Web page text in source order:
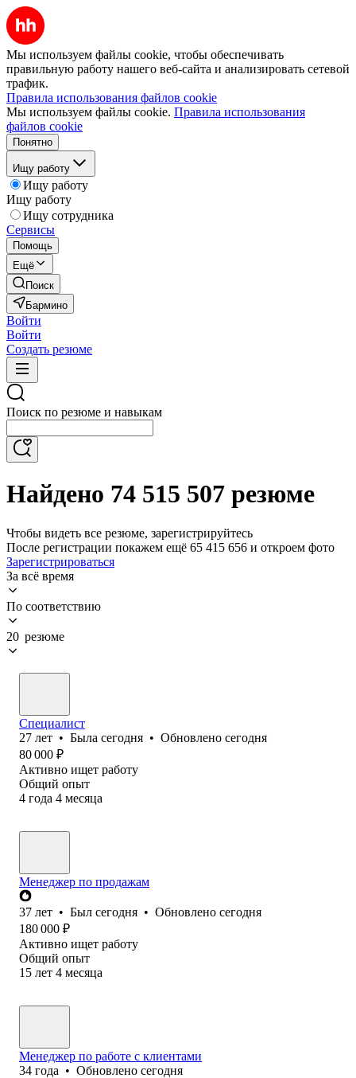
Мы используем файлы cookie, чтобы обеспечивать
правильную работу нашего веб-сайта и анализировать сетевой
трафик.
Правила использования файлов cookie
Мы используем файлы cookie. Правила использования
файлов cookie
Понятно
Ищу работу
Ищу работу
Ищу работу
Ищу сотрудника
Сервисы
Помощь
Ещё
Поиск
Бармино
Войти
Войти
Создать резюме
Поиск по резюме и навыкам
Найдено 74 515 507 резюме
Чтобы видеть все резюме, зарегистрируйтесь
После регистрации покажем ещё 65 415 656 и откроем фото
Зарегистрироваться
За всё время
По соответствию
20 резюме
Специалист
27 лет • Была сегодня • Обновлено сегодня
80 000 ₽
Активно ищет работу
Общий опыт
4 года 4 месяца
Менеджер по продажам
37 лет • Был сегодня • Обновлено сегодня
180 000 ₽
Активно ищет работу
Общий опыт
15 лет 4 месяца
Менеджер по работе с клиентами
34 года • Обновлено сегодня